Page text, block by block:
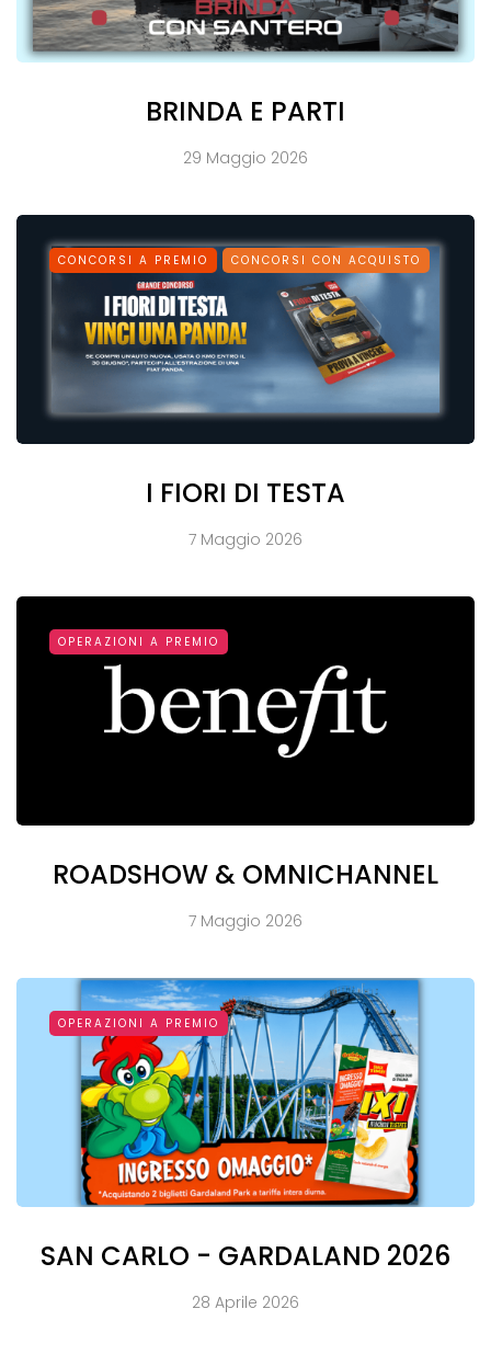
BRINDA E PARTI
29 Maggio 2026
CONCORSI A PREMIO CONCORSI CON ACQUISTO
I FIORI DI TESTA
7 Maggio 2026
OPERAZIONI A PREMIO
ROADSHOW & OMNICHANNEL
7 Maggio 2026
OPERAZIONI A PREMIO
SAN CARLO - GARDALAND 2026
28 Aprile 2026